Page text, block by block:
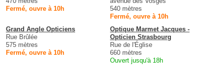
Fermé, ouvre à 10h
540 mètres
Fermé, ouvre à 10h
Grand Angle Opticiens
Rue Brûlée
575 mètres
Fermé, ouvre à 10h
Optique Marmet Jacques -
Opticien Strasbourg
Rue de l'Église
660 mètres
Ouvert jusqu'à 18h